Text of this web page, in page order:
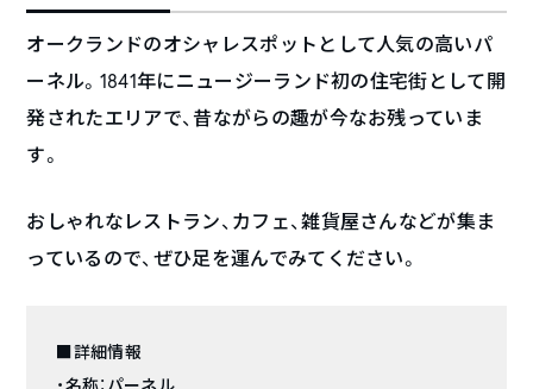
オークランドのオシャレスポットとして人気の高いパ
ーネル。1841年にニュージーランド初の住宅街として開
発されたエリアで、昔ながらの趣が今なお残っていま
す。
おしゃれなレストラン、カフェ、雑貨屋さんなどが集ま
っているので、ぜひ足を運んでみてください。
■詳細情報